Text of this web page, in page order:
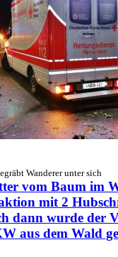
Wanderer unter sich
vom Baum im
mit 2
dann wurde der
aus dem Wald